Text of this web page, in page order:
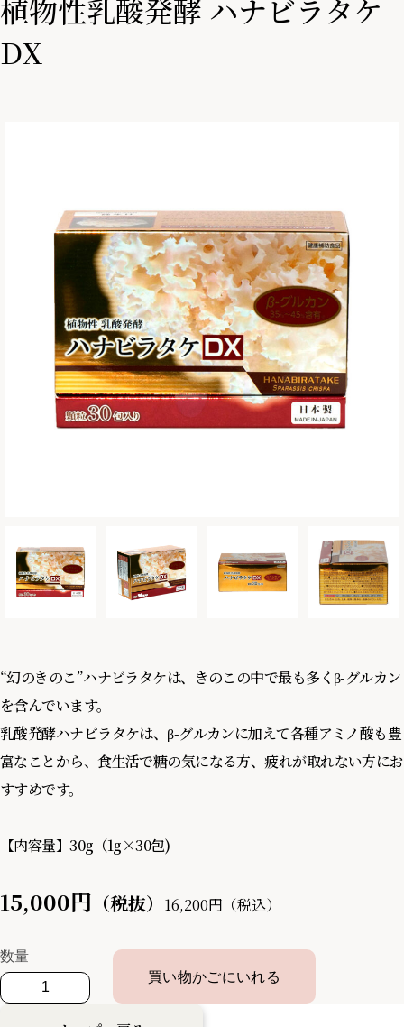
植物性乳酸発酵 ハナビラタケ
DX
“幻のきのこ”ハナビラタケは、きのこの中で最も多くβ-グルカン
を含んでいます。
乳酸発酵ハナビラタケは、β-グルカンに加えて各種アミノ酸も豊
富なことから、食生活で糖の気になる方、疲れが取れない方にお
すすめです。
【内容量】30g（1g×30包)
15,000円 （税抜） 16,200円（税込）